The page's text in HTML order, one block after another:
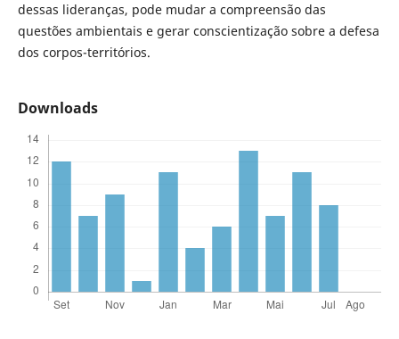
dessas lideranças, pode mudar a compreensão das
questões ambientais e gerar conscientização sobre a defesa
dos corpos-territórios.
Downloads